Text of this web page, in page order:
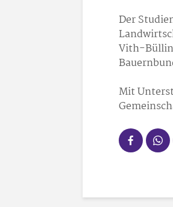
Der
Vith-
Mit